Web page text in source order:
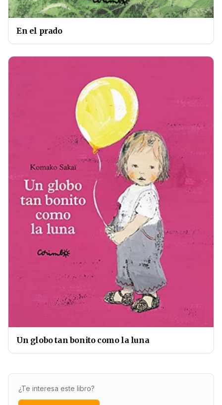
En el prado
Un globo tan bonito como la luna
¿Te interesa este libro?